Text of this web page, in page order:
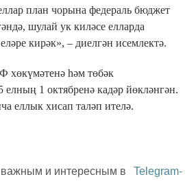
план чорына федераль бюджет
шулай ук киләсе елларда
кирәк», – диелгән исемлектә.
хөкүмәтенә һәм төбәк
елның 1 октябренә кадәр йөкләнгән.
еллык хисап таләп ителә.
и интересным в
Telegram-